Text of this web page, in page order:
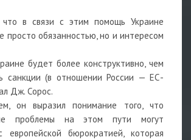
в связи с этим помощь Украине
просто обязанностью, но и интересом
будет более конструктивно, чем
санкции (в отношении России — ЕС-
Дж. Сорос.
он выразил понимание того, что
проблемы на этом пути могут
европейской бюрократией, которая